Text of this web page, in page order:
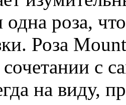
одна роза,
Роза
сочетании с
на виду,